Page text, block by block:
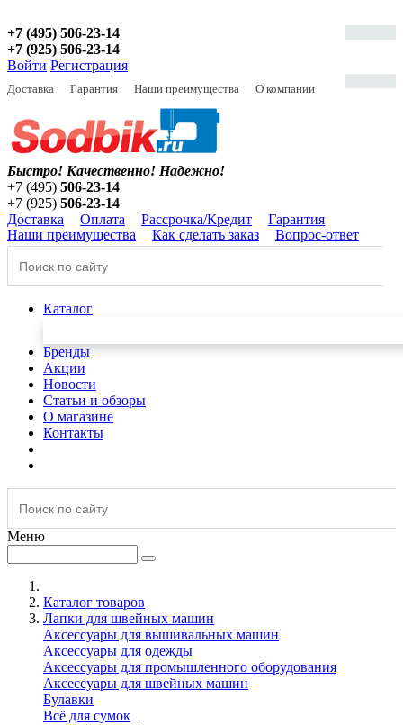
+7 (495) 506-23-14
+7 (925) 506-23-14
Войти Регистрация
Доставка Гарантия Наши преимущества О компании
Быстро! Качественно! Надежно!
+7 (495) 506-23-14
+7 (925) 506-23-14
Доставка
Оплата Рассрочка/Кредит
Гарантия
Наши преимущества
Как сделать заказ Вопрос-ответ
Каталог
Бренды
Акции
Новости
Статьи и обзоры
О магазине
Контакты
Меню
Каталог товаров
Лапки для швейных машин
Аксессуары для вышивальных машин
Аксессуары для одежды
Аксессуары для промышленного оборудования
Аксессуары для швейных машин
Булавки
Всё для сумок